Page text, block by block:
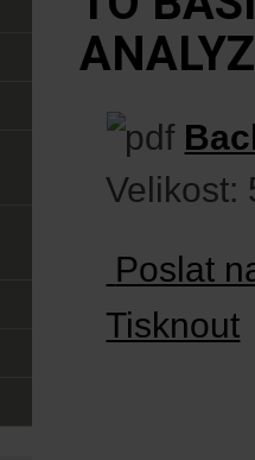
Velikost:
Poslat
Tisknout